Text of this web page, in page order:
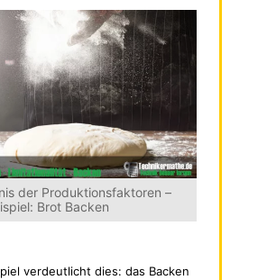
der Produktionsfaktoren –
Brot Backen
verdeutlicht dies: das Backen